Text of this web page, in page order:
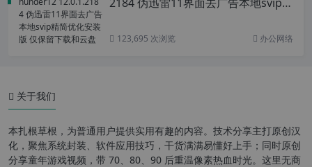
123,695 次浏览 办公网络
关于我们
本扎根草根，为普通用户提供实用有趣的内容。技术分享主打原创汉
化，聚焦系统封装、软件应用技巧，干货满满易懂好上手；同时原创
分享童年游戏视频，带 70、80、90 后重温像素热血时光。这里无商